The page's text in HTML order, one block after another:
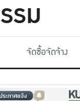
รม
จัดซื้อจัดจ้าง